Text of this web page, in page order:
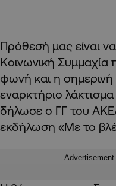
Πρόθεσή μας είναι
Κοινωνική Συμμαχία
φωνή και η
εναρκτήριο
δήλωσε ο ΓΓ του
εκδήλωση «Με το
Advertisement